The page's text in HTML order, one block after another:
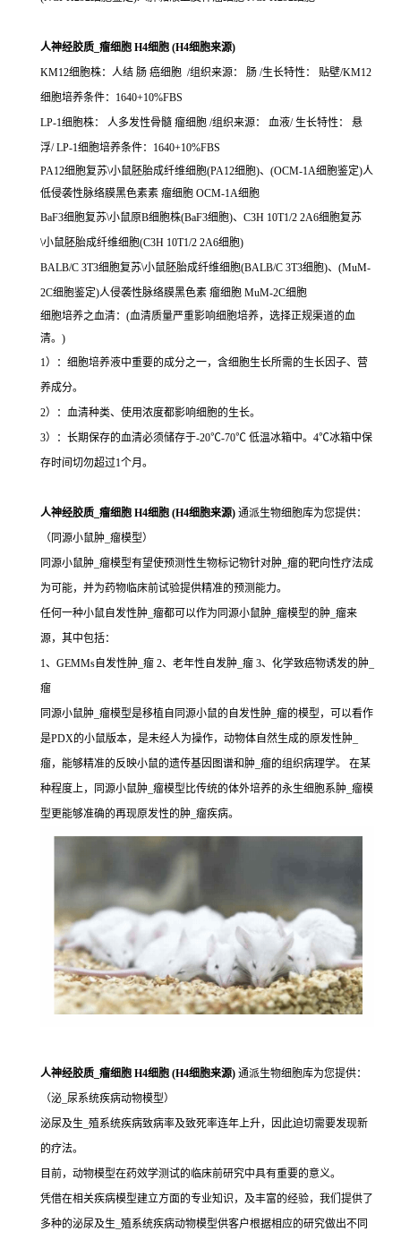
人神经胶质_瘤细胞 H4细胞 (H4细胞来源)
KM12细胞株：人结 肠 癌细胞 /组织来源： 肠 /生长特性： 贴壁/KM12
细胞培养条件：1640+10%FBS
LP-1细胞株： 人多发性骨髓 瘤细胞 /组织来源： 血液/ 生长特性： 悬
浮/ LP-1细胞培养条件：1640+10%FBS
PA12细胞复苏\小鼠胚胎成纤维细胞(PA12细胞)、(OCM-1A细胞鉴定)人
低侵袭性脉络膜黑色素素 瘤细胞 OCM-1A细胞
BaF3细胞复苏\小鼠原B细胞株(BaF3细胞)、C3H 10T1/2 2A6细胞复苏
\小鼠胚胎成纤维细胞(C3H 10T1/2 2A6细胞)
BALB/C 3T3细胞复苏\小鼠胚胎成纤维细胞(BALB/C 3T3细胞)、(MuM-
2C细胞鉴定)人侵袭性脉络膜黑色素 瘤细胞 MuM-2C细胞
细胞培养之血清：(血清质量严重影响细胞培养，选择正规渠道的血
清。)
1）：细胞培养液中重要的成分之一，含细胞生长所需的生长因子、营
养成分。
2）：血清种类、使用浓度都影响细胞的生长。
3）：长期保存的血清必须储存于-20℃-70℃ 低温冰箱中。4℃冰箱中保
存时间切勿超过1个月。
人神经胶质_瘤细胞 H4细胞 (H4细胞来源) 通派生物细胞库为您提供：
（同源小鼠肿_瘤模型）
同源小鼠肿_瘤模型有望使预测性生物标记物针对肿_瘤的靶向性疗法成
为可能，并为药物临床前试验提供精准的预测能力。
任何一种小鼠自发性肿_瘤都可以作为同源小鼠肿_瘤模型的肿_瘤来
源，其中包括：
1、GEMMs自发性肿_瘤 2、老年性自发肿_瘤 3、化学致癌物诱发的肿_
瘤
同源小鼠肿_瘤模型是移植自同源小鼠的自发性肿_瘤的模型，可以看作
是PDX的小鼠版本，是未经人为操作，动物体自然生成的原发性肿_
瘤，能够精准的反映小鼠的遗传基因图谱和肿_瘤的组织病理学。 在某
种程度上，同源小鼠肿_瘤模型比传统的体外培养的永生细胞系肿_瘤模
型更能够准确的再现原发性的肿_瘤疾病。
人神经胶质_瘤细胞 H4细胞 (H4细胞来源) 通派生物细胞库为您提供：
（泌_尿系统疾病动物模型）
泌尿及生_殖系统疾病致病率及致死率连年上升，因此迫切需要发现新
的疗法。
目前，动物模型在药效学测试的临床前研究中具有重要的意义。
凭借在相关疾病模型建立方面的专业知识，及丰富的经验，我们提供了
多种的泌尿及生_殖系统疾病动物模型供客户根据相应的研究做出不同